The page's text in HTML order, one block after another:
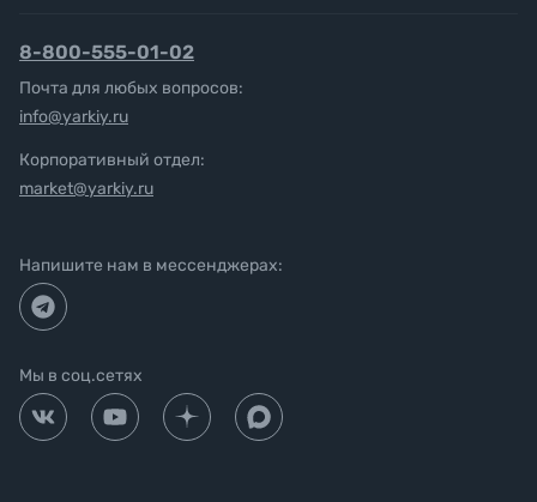
8-800-555-01-02
Почта для любых вопросов:
info@yarkiy.ru
Корпоративный отдел:
market@yarkiy.ru
Напишите нам в мессенджерах:
Мы в соц.сетях